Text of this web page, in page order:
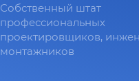
Собственный штат
профессиональных
проектировщиков,
монтажников